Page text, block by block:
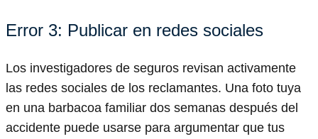
Error 3: Publicar en redes sociales
Los investigadores de seguros revisan activamente
las redes sociales de los reclamantes. Una foto tuya
en una barbacoa familiar dos semanas después del
accidente puede usarse para argumentar que tus